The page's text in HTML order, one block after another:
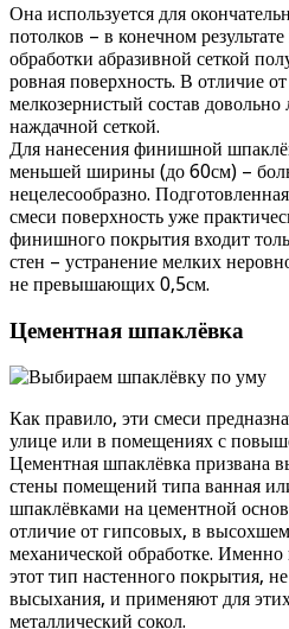
Она используется для
потолков – в конечном
обработки абразивной сеткой
ровная поверхность. В отличие
мелкозернистый состав довольно
наждачной сеткой.
Для нанесения финишной
меньшей ширины (до 60см) –
нецелесообразно.
смеси поверхность уже
финишного покрытия входит
стен – устранение мелких
не превышающих 0,5см.
Цементная шпаклёвка
Как правило, эти смеси
улице или в помещениях с
Цементная шпаклёвка призвана
стены помещений типа ванная
шпаклёвками на цементной
отличие от гипсовых, в
механической обработке.
этот тип настенного покрытия,
высыхания, и применяют для
металлический сокол.